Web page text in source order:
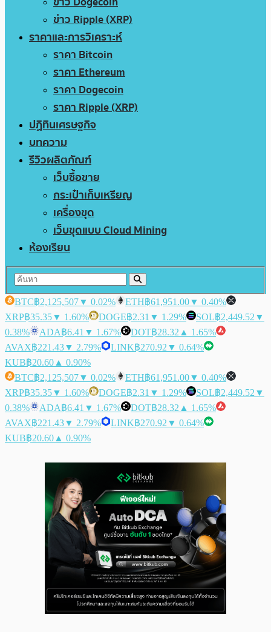
ข่าว Ripple (XRP)
ราคาและการวิเคราะห์
ราคา Bitcoin
ราคา Ethereum
ราคา Dogecoin
ราคา Ripple (XRP)
ปฏิทินเศรษฐกิจ
บทความ
รีวิวผลิตภัณฑ์
เว็บซื้อขาย
กระเป๋าเก็บเหรียญ
เครื่องขุด
เว็บขุดแบบ Cloud Mining
ห้องเรียน
BTC฿2,125,507▼ 0.02% ETH฿61,951.00▼ 0.40%
XRP฿35.35▼ 1.60% DOGE฿2.31 ▼ 1.29% SOL฿2,449.52 ▼
0.38%
ADA฿6.41 ▼ 1.67% DOT฿28.32 ▲ 1.65%
AVAX฿221.43▼ 2.79% LINK฿270.92 ▼ 0.64%
KUB฿20.60 ▲ 0.90%
BTC฿2,125,507▼ 0.02% ETH฿61,951.00▼ 0.40%
XRP฿35.35▼ 1.60% DOGE฿2.31 ▼ 1.29% SOL฿2,449.52 ▼
0.38%
ADA฿6.41 ▼ 1.67% DOT฿28.32 ▲ 1.65%
AVAX฿221.43▼ 2.79% LINK฿270.92 ▼ 0.64%
KUB฿20.60 ▲ 0.90%